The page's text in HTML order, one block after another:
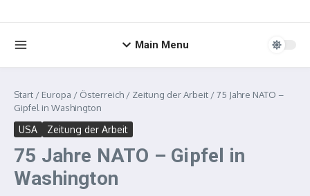
Main Menu
Start / Europa / Österreich / Zeitung der Arbeit /75 Jahre NATO –
Gipfel in Washington
USA Zeitung der Arbeit
75 Jahre NATO – Gipfel in
Washington